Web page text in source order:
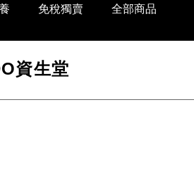
免稅獨賣 全部商品
資生堂